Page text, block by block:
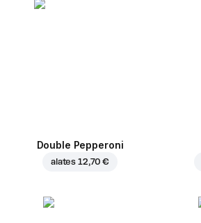
Double Pepperoni
alates 12,70 €